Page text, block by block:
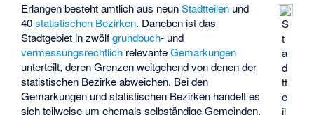
S
t
a
d
tt
e
il
Erlangen besteht amtlich aus neunStadtteilen und
40statistischen Bezirken. Daneben ist das
Stadtgebiet in zwölfgrundbuch- und
vermessungsrechtlich relevanteGemarkungen
unterteilt, deren Grenzen weitgehend von denen der
statistischen Bezirke abweichen. Bei den
Gemarkungen und statistischen Bezirken handelt es
sich teilweise um ehemals selbständige Gemeinden.